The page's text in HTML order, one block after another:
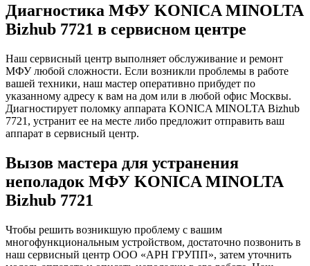
Диагностика МФУ KONICA MINOLTA
Bizhub 7721 в сервисном центре
Наш сервисный центр выполняет обслуживание и ремонт
МФУ любой сложности. Если возникли проблемы в работе
вашей техники, наш мастер оперативно прибудет по
указанному адресу к вам на дом или в любой офис Москвы.
Диагностирует поломку аппарата KONICA MINOLTA Bizhub
7721, устранит ее на месте либо предложит отправить ваш
аппарат в сервисный центр.
Вызов мастера для устранения
неполадок МФУ KONICA MINOLTA
Bizhub 7721
Чтобы решить возникшую проблему с вашим
многофункциональным устройством, достаточно позвонить в
наш сервисный центр ООО «АРН ГРУПП», затем уточнить